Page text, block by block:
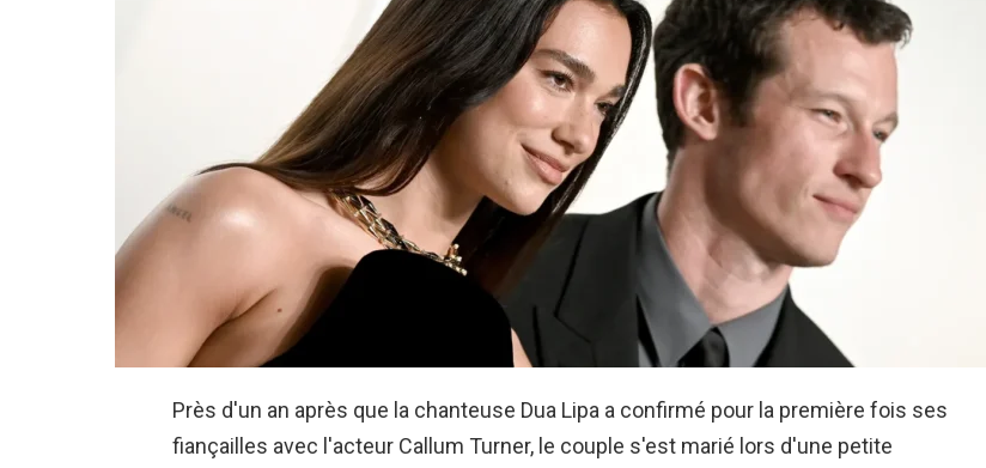
Près d'un an après que la chanteuse Dua Lipa a confirmé pour la première fois ses
fiançailles avec l'acteur Callum Turner, le couple s'est marié lors d'une petite